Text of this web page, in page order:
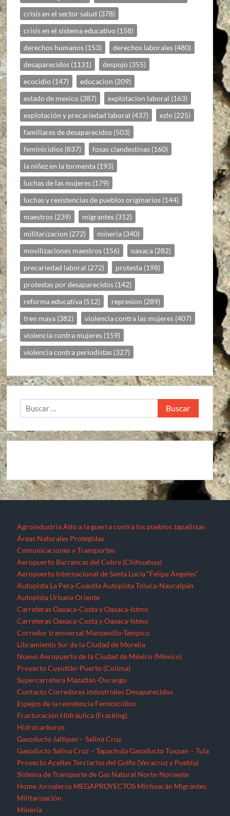
crisis en el sector salud (378)
crisis en el sistema educativo (158)
derechos humanos (153) derechos laborales (480)
desaparecidos (1131) despojo (355)
ecocidio (147) educacion (209)
estado de mexico (387) explotacion laboral (163)
explotación y precariedad laboral (437) ezln (225)
familiares de desaparecidos (503)
feminicidios (837) fosas clandestinas (160)
la niñez en la tormenta (193)
luchas de las mujeres (179)
luchas y resistencias de pueblos originarios (144)
maestros (239) migrantes (312)
militarizacion (272) mineria (340)
movilizaciones maestros (156) oaxaca (282)
precariedad laboral (272) protesta (198)
protestas por desaparecidos (142)
reforma educativa (512) represion (289)
tren maya (382) violencia contra las mujeres (407)
violencia contra mujeres (159)
violencia contra periodistas (327)
Buscar:
Agroindustria Alto a la guerra contra los pueblos zapatistas
Áreas Naturales Protegidas
Comunicaciones y Transportes
Aeropuerto Barrancas del Cobre (Chihuahua)
Aeropuerto Internacional de Santa Lucía “Felipe Ángeles”
Autopista La Pera-Cuautla Autopista Toluca-Naucalpán
Autopista Urbana Oriente
Carreteras Oaxaca-Costa y Oaxaca-Istmo
Carreteras Oaxaca-Costa y Oaxaca-Istmo
Corredor transversal Manzanillo-Tampico
Libramiento Sur de la Ciudad de Morelia
Nuevo Aeropuerto de la Ciudad de México (México)
Proyecto Cuyutlán-Puerto (Colima)
Supercarretera Mazatlán-Durango
Contacto Corredores industriales Desaparecidos
Espejos de la resistencia Feminicidios
Fracturación Hidráulica (Fracking)
Hidrocarburos
Gasoducto Jaltipan – Salina Cruz
Gasoducto Salina Cruz – Tapachula Gasoducto Tuxpan – Tula
Proyecto Aceites Terciarios del Golfo (Veracruz y Puebla)
Sistema de Transporte de Gas Natural Norte-Noroeste
Home Jornaleros MEGAPROYECTOS Michoacán Migrantes
Militarización
Minería